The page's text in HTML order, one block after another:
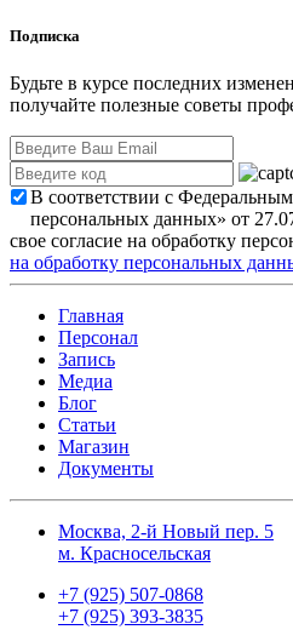
Подписка
Будьте в курсе последних
получайте полезные советы
В соответствии с
персональных данных» от
свое согласие на обработку
на обработку персональных
Главная
Персонал
Запись
Медиа
Блог
Статьи
Магазин
Документы
Москва, 2-й Новый пер. 5
м. Красносельская
+7 (925) 507-0868
+7 (925) 393-3835